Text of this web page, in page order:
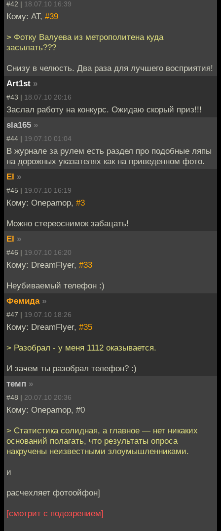
#42 | 18.07.10 16:39
Кому: AT, #39
> Фотку Валуева из метрополитена куда
засылать???
Снизу в челюсть. Два раза для лучшего восприятия!
Art1st »
#43 | 18.07.10 20:16
Заслал работу на конкурс. Ожидаю скорый приз!!!
sla165 »
#44 | 19.07.10 01:04
В журнале за рулем есть раздел про подобные ляпы
на дорожных указателях как на приведенном фото.
EI »
#45 | 19.07.10 16:19
Кому: Onepamop, #3
Можно стереоснимок забацать!
EI »
#46 | 19.07.10 16:20
Кому: DreamFlyer, #33
Неубиваемый телефон :)
Фемида »
#47 | 19.07.10 18:26
Кому: DreamFlyer, #35
> Разобрал - у меня 1112 оказывается.
И зачем ты разобрал телефон? :)
темп »
#48 | 20.07.10 20:36
Кому: Onepamop, #0
> Статистика солидная, а главное — нет никаких
оснований полагать, что результаты опроса
накручены неизвестными злоумышленниками.
и
расчехляет фотоойфон]
[смотрит с подозрением]